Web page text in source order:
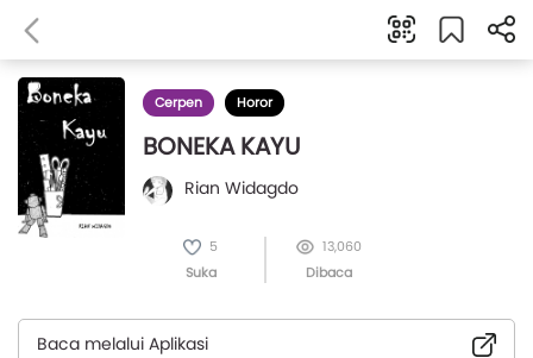
Cerpen Horor
BONEKA KAYU
Rian Widagdo
5
Suka
13,060
Dibaca
Baca melalui Aplikasi